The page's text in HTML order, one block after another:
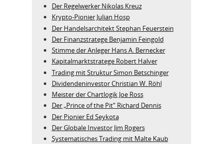
Der Regelwerker Nikolas Kreuz
Krypto-Pionier Julian Hosp
Der Handelsarchitekt Stephan Feuerstein
Der Finanzstratege Benjamin Feingold
Stimme der Anleger Hans A. Bernecker
Kapitalmarktstratege Robert Halver
Trading mit Struktur Simon Betschinger
Dividendeninvestor Christian W. Röhl
Meister der Chartlogik Joe Ross
Der „Prince of the Pit“ Richard Dennis
Der Pionier Ed Seykota
Der Globale Investor Jim Rogers
Systematisches Trading mit Malte Kaub